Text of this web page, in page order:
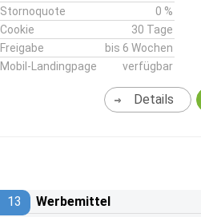
Stornoquote
0 %
Cookie
30 Tage
Freigabe
bis 6 Wochen
Mobil-Landingpage
verfügbar
Details
13 Werbemittel